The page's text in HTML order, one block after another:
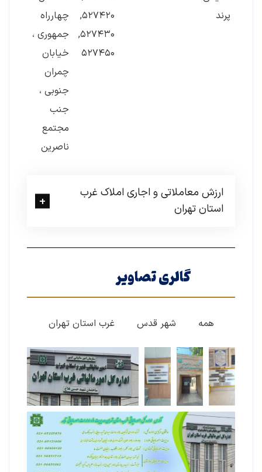
پرند
۵۲۷۴۲۰,
۵۲۷۴۳۰,
۵۲۷۴۵۰
چهارراه
جمهوری ،
خیابان
چمران
جنوبی ،
جنب
مجتمع
ناصرین
ارزش معاملاتی و اجاری املاک غرب
استان تهران
گالری تصاویر
همه شهر قدس غرب استان تهران